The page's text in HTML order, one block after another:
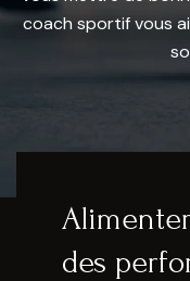
coach sportif vous
des